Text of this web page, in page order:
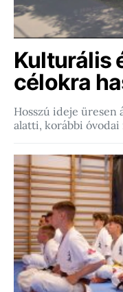
Kulturális
célokra
Hosszú ideje üresen
alatti, korábbi